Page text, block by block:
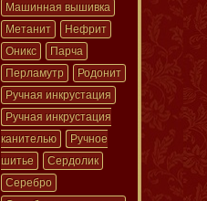
Машинная вышивка
Метанит
Нефрит
Оникс
Парча
Перламутр
Родонит
Ручная инкрустация
Ручная инкрустация
канителью
Ручное
шитье
Сердолик
Серебро